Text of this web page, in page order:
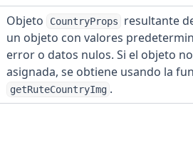
Objeto CountryProps
resultante
un objeto con valores
error o datos nulos. Si el objeto
asignada, se obtiene usando la
getRuteCountryImg .